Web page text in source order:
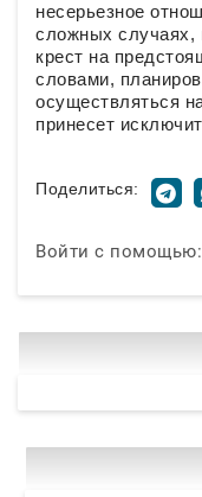
несерьезное
сложных случаях,
крест на
словами,
осуществляться
принесет
Поделиться:
Войти с помощью: